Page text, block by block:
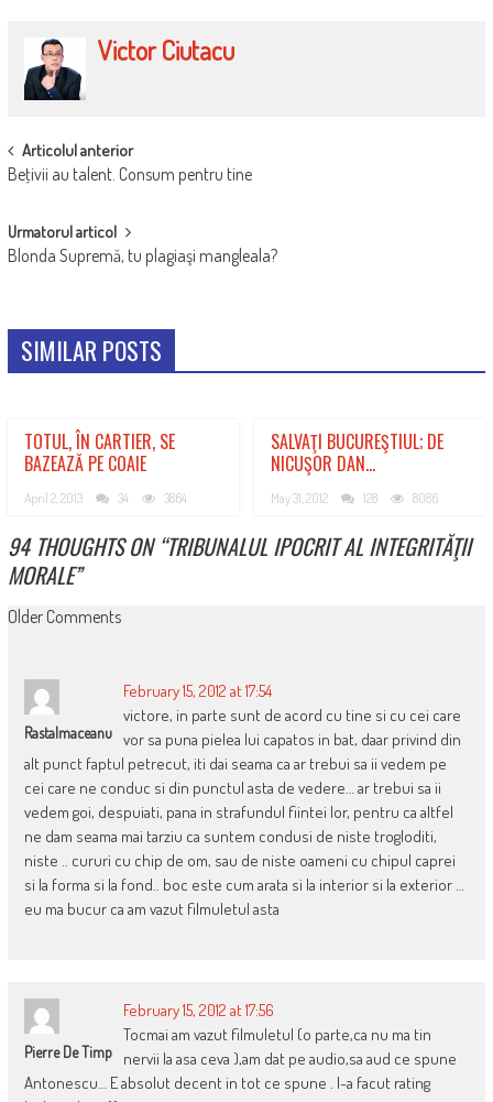
Victor Ciutacu
POST
NAVIGATION
Articolul anterior
Beţivii au talent. Consum pentru tine
Urmatorul articol
Blonda Supremă, tu plagiaşi mangleala?
SIMILAR POSTS
TOTUL, ÎN CARTIER, SE
BAZEAZĂ PE COAIE
April 2, 2013 34 3864
SALVAŢI BUCUREŞTIUL; DE
NICUŞOR DAN…
May 31, 2012 128 8086
94 THOUGHTS ON “TRIBUNALUL IPOCRIT AL INTEGRITĂŢII
MORALE”
COMMENT
Older Comments
Rastalmaceanu
February 15, 2012 at 17:54
victore, in parte sunt de acord cu tine si cu cei care
vor sa puna pielea lui capatos in bat, daar privind din
alt punct faptul petrecut, iti dai seama ca ar trebui sa ii vedem pe
cei care ne conduc si din punctul asta de vedere… ar trebui sa ii
vedem goi, despuiati, pana in strafundul fiintei lor, pentru ca altfel
ne dam seama mai tarziu ca suntem condusi de niste trogloditi,
niste .. cururi cu chip de om, sau de niste oameni cu chipul caprei
si la forma si la fond.. boc este cum arata si la interior si la exterior …
eu ma bucur ca am vazut filmuletul asta
Pierre De Timp
February 15, 2012 at 17:56
Tocmai am vazut filmuletul (o parte,ca nu ma tin
nervii la asa ceva ),am dat pe audio,sa aud ce spune
Antonescu… E absolut decent in tot ce spune . I-a facut rating